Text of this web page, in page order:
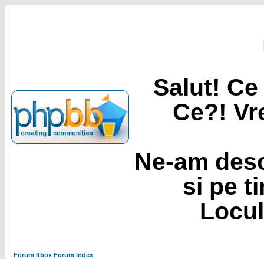
Salut!
Ce?!
Ne-am
si pe
Forum Itbox Forum Index